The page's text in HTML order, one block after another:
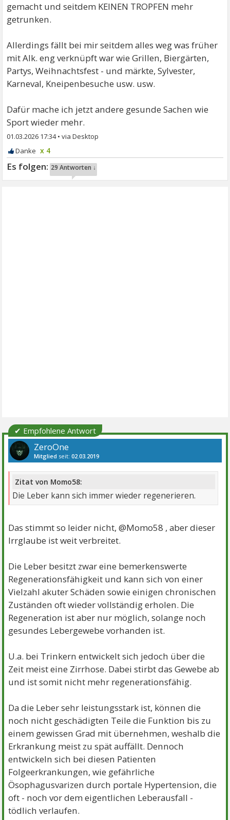
gemacht und seitdem KEINEN TROPFEN mehr
getrunken.
Allerdings fällt bei mir seitdem alles weg was früher
mit Alk. eng verknüpft war wie Grillen, Biergärten,
Partys, Weihnachtsfest - und märkte, Sylvester,
Karneval, Kneipenbesuche usw. usw.
Dafür mache ich jetzt andere gesunde Sachen wie
Sport wieder mehr.
01.03.2026 17:34•
x 4
29 Antworten ↓
✔ Empfohlene Antwort
ZeroOne
Mitglied seit:02.03.2019
Zitat von Momo58:
Die Leber kann sich immer wieder regenerieren.
Das stimmt so leider nicht, @Momo58 , aber dieser
Irrglaube ist weit verbreitet.
Die Leber besitzt zwar eine bemerkenswerte
Regenerationsfähigkeit und kann sich von einer
Vielzahl akuter Schäden sowie einigen chronischen
Zuständen oft wieder vollständig erholen. Die
Regeneration ist aber nur möglich, solange noch
gesundes Lebergewebe vorhanden ist.
U.a. bei Trinkern entwickelt sich jedoch über die
Zeit meist eine Zirrhose. Dabei stirbt das Gewebe ab
und ist somit nicht mehr regenerationsfähig.
Da die Leber sehr leistungsstark ist, können die
noch nicht geschädigten Teile die Funktion bis zu
einem gewissen Grad mit übernehmen, weshalb die
Erkrankung meist zu spät auffällt. Dennoch
entwickeln sich bei diesen Patienten
Folgeerkrankungen, wie gefährliche
Ösophagusvarizen durch portale Hypertension, die
oft - noch vor dem eigentlichen Leberausfall -
tödlich verlaufen.